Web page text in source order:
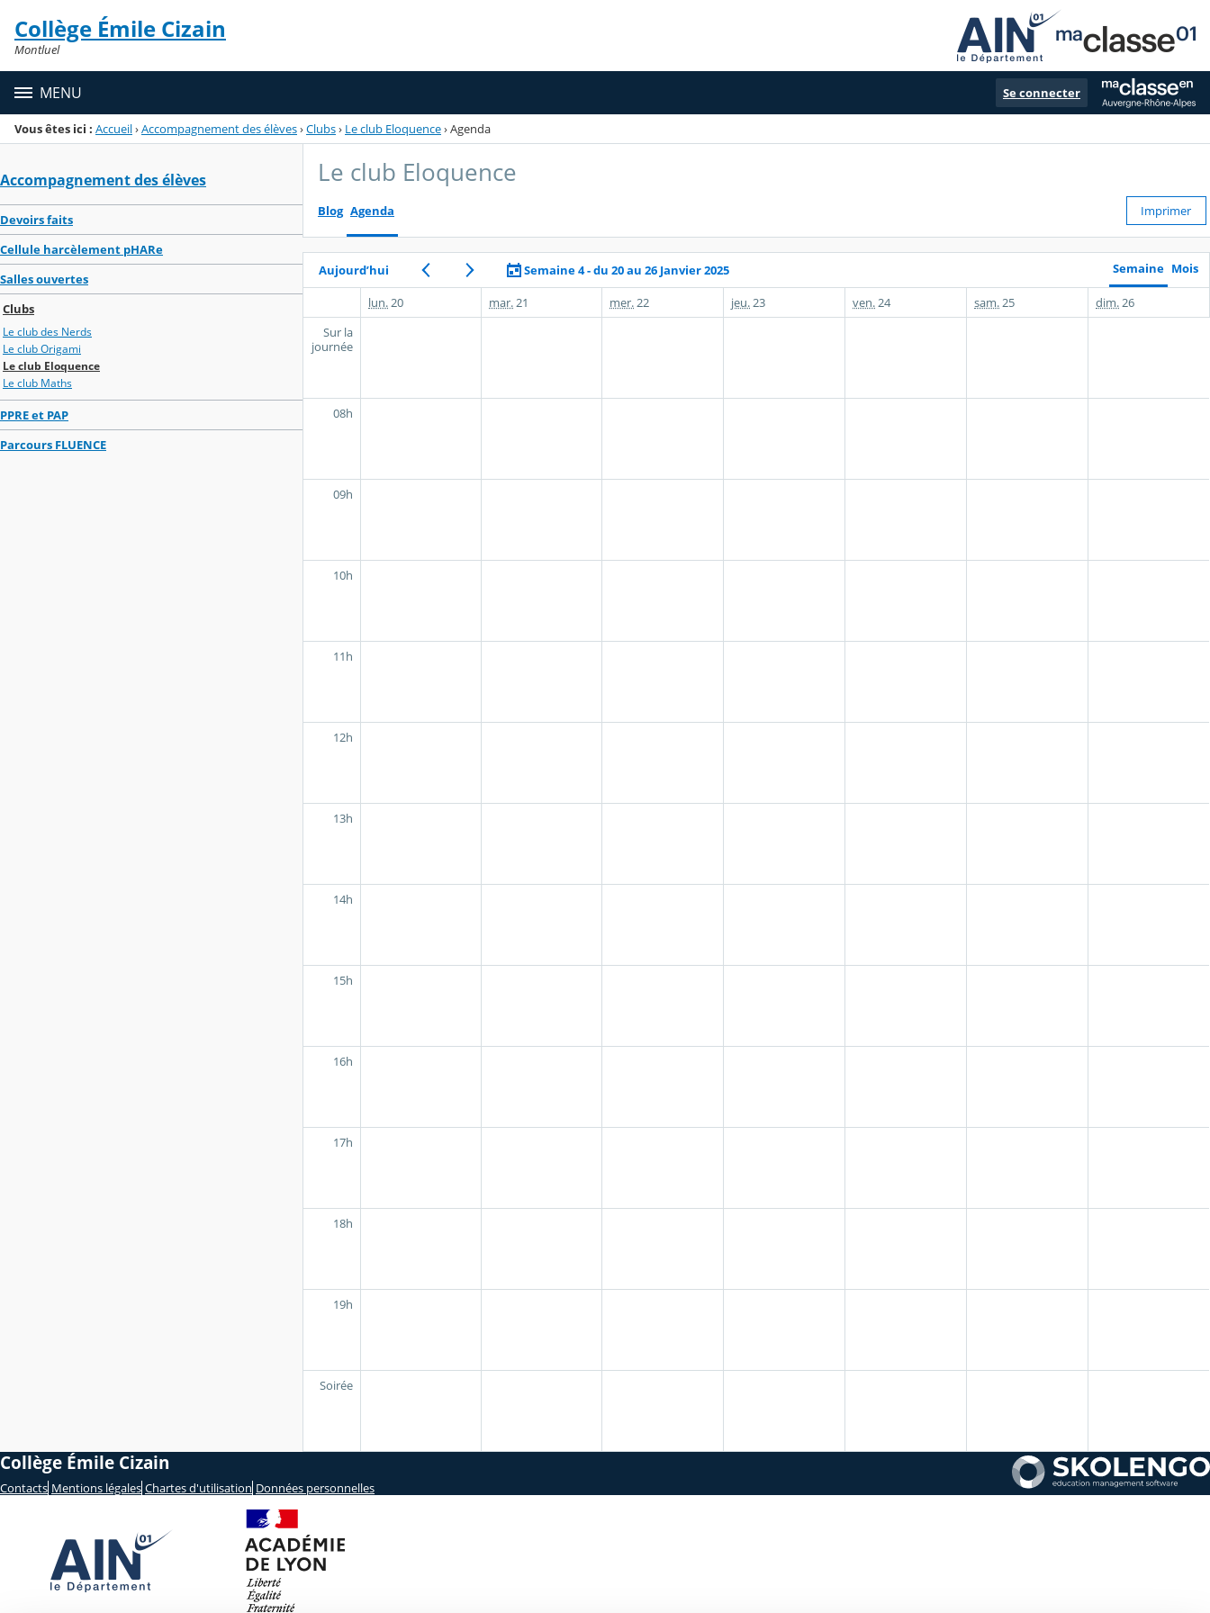
Menu de la rubrique
Contenu
Collège Émile Cizain
Montluel
MENU Se connecter
Vous êtes ici : Accueil›Accompagnement des élèves›Clubs› Le club Eloquence›Agenda
Accompagnement des élèves
Devoirs faits
Cellule harcèlement pHARe
Salles ouvertes
Clubs
Le club des Nerds
Le club Origami
Le club Eloquence
Le club Maths
PPRE et PAP
Parcours FLUENCE
Le club Eloquence
Blog Agenda Imprimer
Aujourd’hui Semaine 4 - du 20 au 26 Janvier 2025 Semaine Mois
lun. 20 mar. 21 mer. 22 jeu. 23 ven. 24 sam. 25 dim. 26
Sur la
journée
08h
09h
10h
11h
12h
13h
14h
15h
16h
17h
18h
19h
Soirée
Collège Émile Cizain
Contacts Mentions légales Chartes d'utilisation Données personnelles